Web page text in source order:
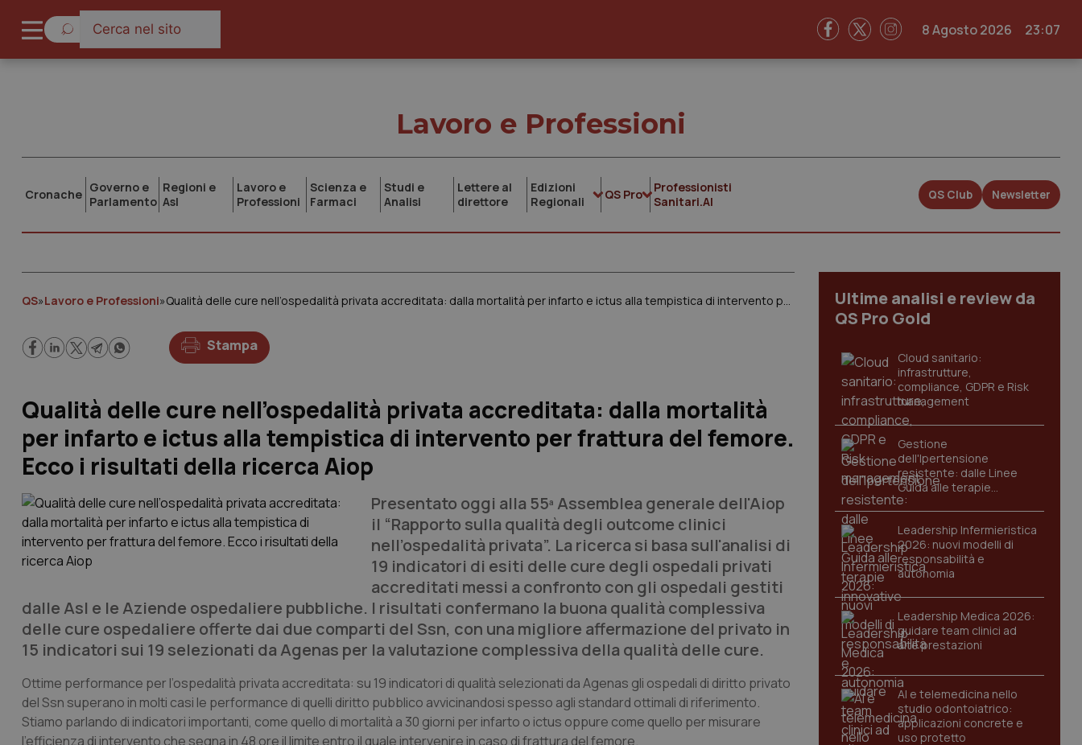
8 Agosto 2026 23:07
Lavoro e Professioni
Cronache Governo e
Parlamento
Regioni e
Asl
Lavoro e
Professioni
Scienza e
Farmaci
Studi e
Analisi
Lettere al
direttore
Edizioni
Regionali
QS Pro
Professionisti
Sanitari.AI
QS Club Newsletter
QS»Lavoro e Professioni» Qualità delle cure nell’ospedalità privata accreditata: dalla mortalità per infarto e ictus alla tempistica di intervento per frattura del femore. Ecco i risultati della ricerca Aiop
Stampa
Qualità delle cure nell’ospedalità privata accreditata: dalla mortalità
per infarto e ictus alla tempistica di intervento per frattura del femore.
Ecco i risultati della ricerca Aiop
Presentato oggi alla 55ª Assemblea generale dell'Aiop
il “Rapporto sulla qualità degli outcome clinici
nell’ospedalità privata”. La ricerca si basa sull'analisi di
19 indicatori di esiti delle cure degli ospedali privati
accreditati messi a confronto con gli ospedali gestiti
dalle Asl e le Aziende ospedaliere pubbliche. I risultati confermano la buona qualità complessiva
delle cure ospedaliere offerte dai due comparti del Ssn, con una migliore affermazione del privato in
15 indicatori sui 19 selezionati da Agenas per la valutazione complessiva della qualità delle cure.
Ottime performance per l’ospedalità privata accreditata: su 19 indicatori di qualità selezionati da Agenas gli ospedali di diritto privato
del Ssn superano in molti casi le performance di quelli diritto pubblico avvicinandosi spesso agli standard ottimali di riferimento.
Stiamo parlando di indicatori importanti, come quello di mortalità a 30 giorni per infarto o ictus oppure come quello per misurare
l’efficienza di intervento che segna in 48 ore il limite entro il quale intervenire in caso di frattura del femore.
Ultime analisi e review da
QS Pro Gold
Cloud sanitario:
infrastrutture,
compliance, GDPR e Risk
management
Gestione
dell'Ipertensione
resistente: dalle Linee
Guida alle terapie
innovative
Leadership Infermieristica
2026: nuovi modelli di
responsabilità e
autonomia
Leadership Medica 2026:
guidare team clinici ad
alte prestazioni
AI e telemedicina nello
studio odontoiatrico:
applicazioni concrete e
uso protetto